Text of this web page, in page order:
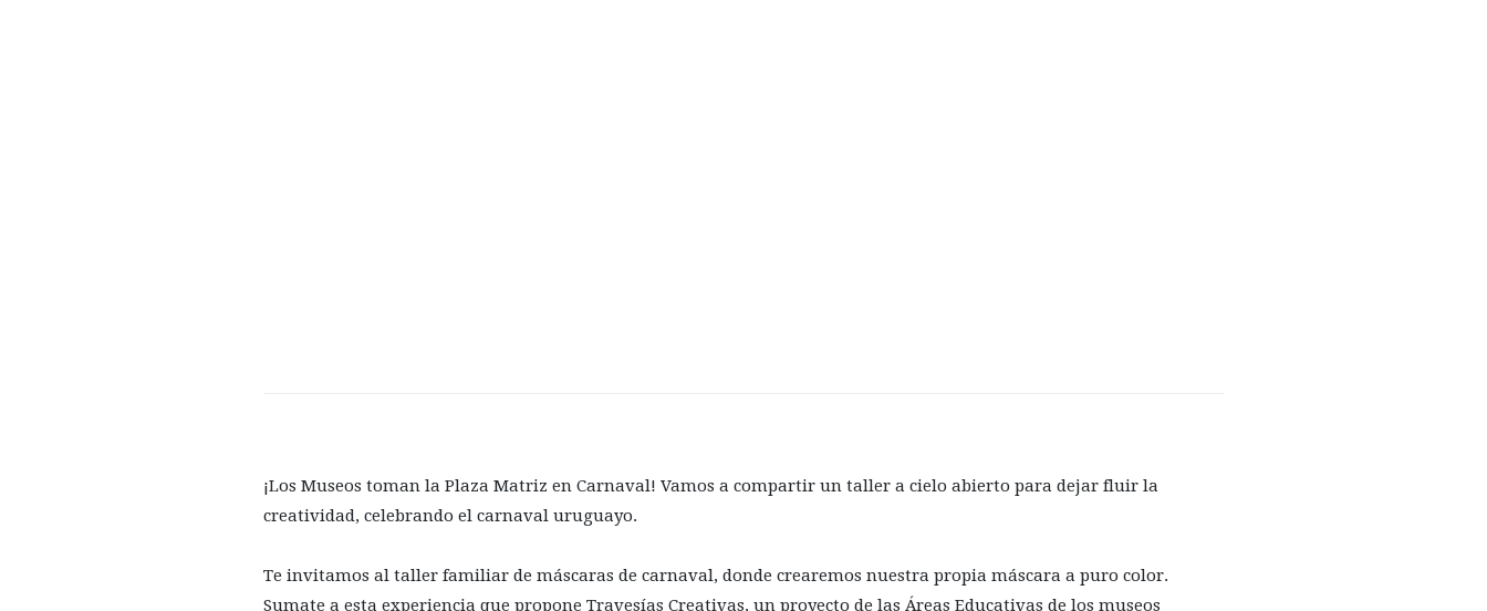
¡Los Museos toman la Plaza Matriz en Carnaval! Vamos a compartir un taller a cielo abierto para dejar fluir la
creatividad, celebrando el carnaval uruguayo.
Te invitamos al taller familiar de máscaras de carnaval, donde crearemos nuestra propia máscara a puro color.
Sumate a esta experiencia que propone Travesías Creativas, un proyecto de las Áreas Educativas de los museos